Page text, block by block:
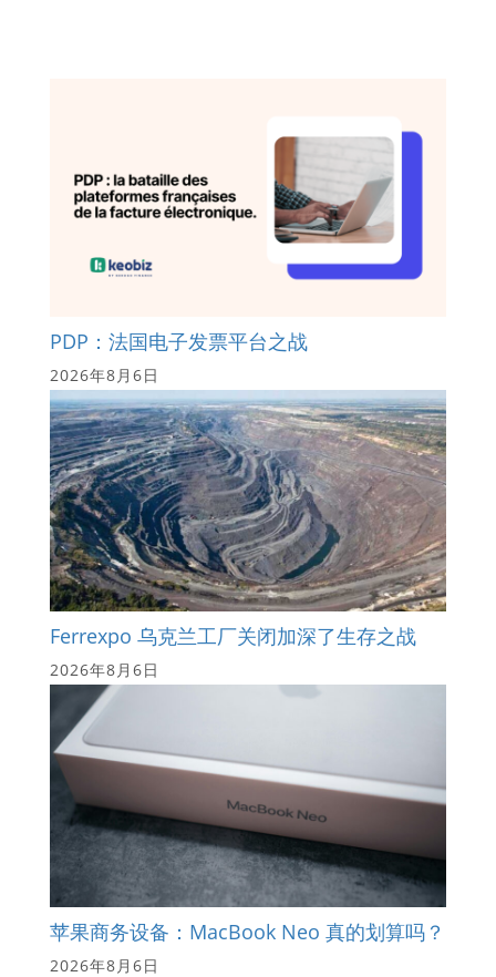
PDP：法国电子发票平台之战
2026年8月6日
Ferrexpo 乌克兰工厂关闭加深了生存之战
2026年8月6日
苹果商务设备：MacBook Neo 真的划算吗？
2026年8月6日